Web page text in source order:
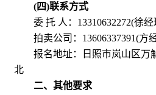
(四)联系方式
委 托 人：13310632272(徐经
拍卖公司：13606337391(方
报名地址：日照市岚山区万
北
二、其他要求